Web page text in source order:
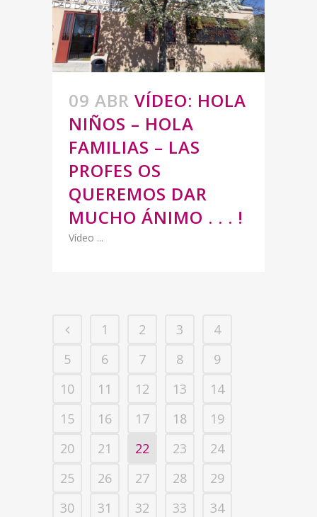
09 ABR VÍDEO: HOLA
NIÑOS – HOLA
FAMILIAS – LAS
PROFES OS
QUEREMOS DAR
MUCHO ÁNIMO . . . !
Vídeo ...
1 2 3
4
5
6 7 8
9
10
11 12 13
14
15
16 17 18
19
20
21 22 23
24
25
26 27 28
29
30
31 32 33
34